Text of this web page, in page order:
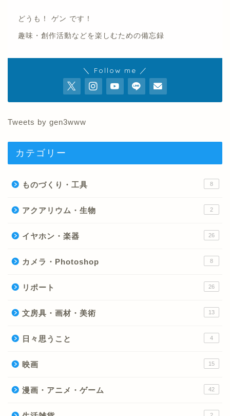
どうも！ ゲン です！
趣味・創作活動などを楽しむための備忘録
＼ Follow me ／
Tweets by gen3www
カテゴリー
ものづくり・工具 8
アクアリウム・生物 2
イヤホン・楽器 26
カメラ・Photoshop 8
リポート 26
文房具・画材・美術 13
日々思うこと 4
映画 15
漫画・アニメ・ゲーム 42